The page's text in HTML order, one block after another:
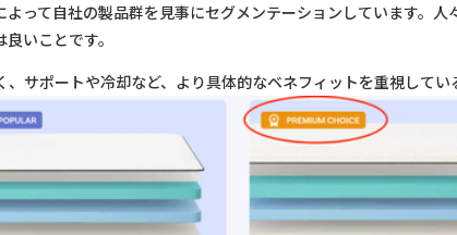
って自社の製品群を見事にセグメンテーションしています。人
いことです。
サポートや冷却など、より具体的なベネフィットを重視してい